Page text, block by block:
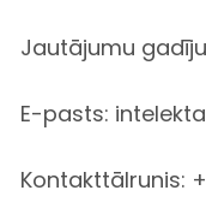
Jautājumu
E-pasts:
Kontakttālrunis: